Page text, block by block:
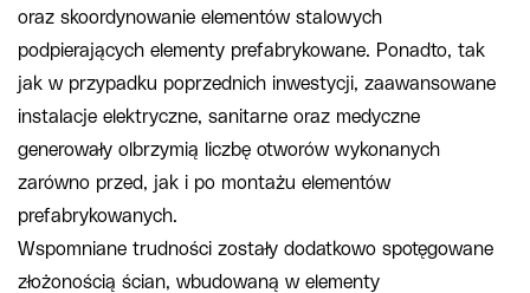
oraz skoordynowanie elementów stalowych
podpierających elementy prefabrykowane. Ponadto, tak
jak w przypadku poprzednich inwestycji, zaawansowane
instalacje elektryczne, sanitarne oraz medyczne
generowały olbrzymią liczbę otworów wykonanych
zarówno przed, jak i po montażu elementów
prefabrykowanych.
Wspomniane trudności zostały dodatkowo spotęgowane
złożonością ścian, wbudowaną w elementy